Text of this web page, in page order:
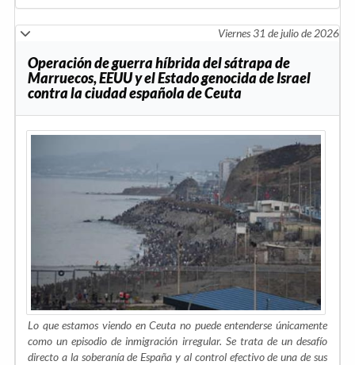
Viernes 31 de julio de 2026
Operación de guerra híbrida del sátrapa de
Marruecos, EEUU y el Estado genocida de Israel
contra la ciudad española de Ceuta
Lo que estamos viendo en Ceuta no puede entenderse únicamente
como un episodio de inmigración irregular. Se trata de un desafío
directo a la soberanía de España y al control efectivo de una de sus